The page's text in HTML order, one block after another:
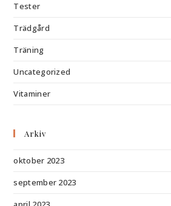
Tester
Trädgård
Träning
Uncategorized
Vitaminer
Arkiv
oktober 2023
september 2023